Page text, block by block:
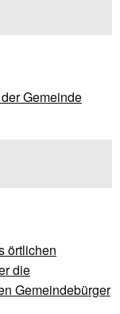
Gemeinde
örtlichen
die
Gemeindebürger